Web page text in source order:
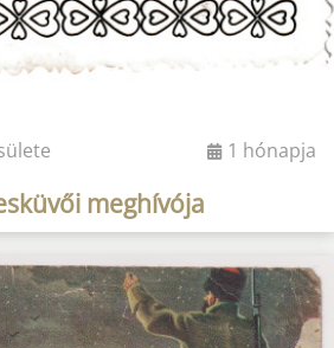
1 hónapja
meghívója